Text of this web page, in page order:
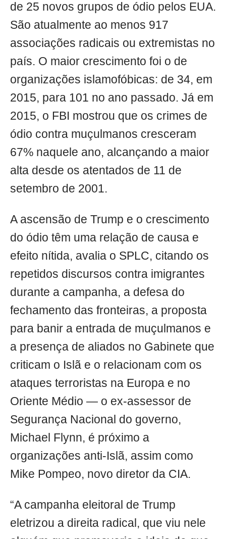
de 25 novos grupos de ódio pelos EUA.
São atualmente ao menos 917
associações radicais ou extremistas no
país. O maior crescimento foi o de
organizações islamofóbicas: de 34, em
2015, para 101 no ano passado. Já em
2015, o FBI mostrou que os crimes de
ódio contra muçulmanos cresceram
67% naquele ano, alcançando a maior
alta desde os atentados de 11 de
setembro de 2001.
A ascensão de Trump e o crescimento
do ódio têm uma relação de causa e
efeito nítida, avalia o SPLC, citando os
repetidos discursos contra imigrantes
durante a campanha, a defesa do
fechamento das fronteiras, a proposta
para banir a entrada de muçulmanos e
a presença de aliados no Gabinete que
criticam o Islã e o relacionam com os
ataques terroristas na Europa e no
Oriente Médio — o ex-assessor de
Segurança Nacional do governo,
Michael Flynn, é próximo a
organizações anti-Islã, assim como
Mike Pompeo, novo diretor da CIA.
“A campanha eleitoral de Trump
eletrizou a direita radical, que viu nele